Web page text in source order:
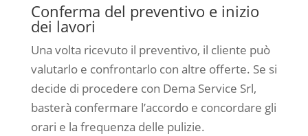
Conferma del preventivo e inizio
dei lavori
Una volta ricevuto il preventivo, il cliente può
valutarlo e confrontarlo con altre offerte. Se si
decide di procedere con Dema Service Srl,
basterà confermare l’accordo e concordare gli
orari e la frequenza delle pulizie.